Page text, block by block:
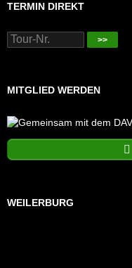
TERMIN DIREKT
>>
MITGLIED WERDEN
WEILERBURG